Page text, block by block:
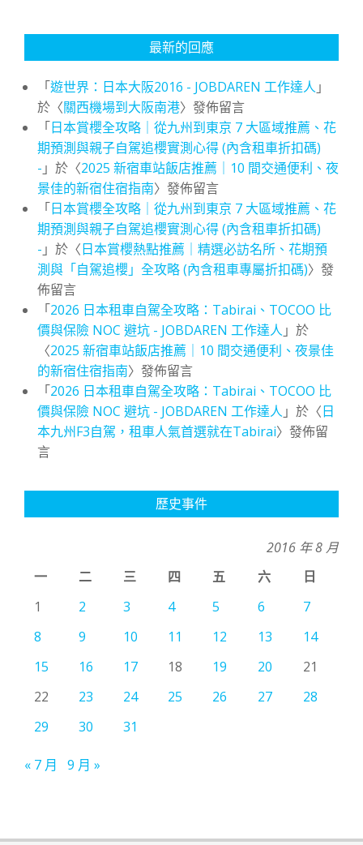
最新的回應
「遊世界：日本大阪2016 - JOBDAREN 工作達人 」
於〈關西機場到大阪南港〉發佈留言
「日本賞櫻全攻略｜從九州到東京 7 大區域推薦、花
期預測與親子自駕追櫻實測心得 (內含租車折扣碼)
- 」於〈2025 新宿車站飯店推薦｜10 間交通便利、夜
景佳的新宿住宿指南〉發佈留言
「日本賞櫻全攻略｜從九州到東京 7 大區域推薦、花
期預測與親子自駕追櫻實測心得 (內含租車折扣碼)
- 」於〈日本賞櫻熱點推薦｜精選必訪名所、花期預
測與「自駕追櫻」全攻略 (內含租車專屬折扣碼)〉發
佈留言
「2026 日本租車自駕全攻略：Tabirai、TOCOO 比
價與保險 NOC 避坑 - JOBDAREN 工作達人 」於
〈2025 新宿車站飯店推薦｜10 間交通便利、夜景佳
的新宿住宿指南〉發佈留言
「2026 日本租車自駕全攻略：Tabirai、TOCOO 比
價與保險 NOC 避坑 - JOBDAREN 工作達人 」於〈日
本九州F3自駕，租車人氣首選就在Tabirai〉發佈留
言
歷史事件
2016 年 8 月
一
二 三 四 五 六
日
1
2 3 4 5 6
7
8
9 10 11 12 13
14
15
16 17 18 19 20
21
22
23 24 25 26 27
28
29
30 31
« 7 月 9 月 »